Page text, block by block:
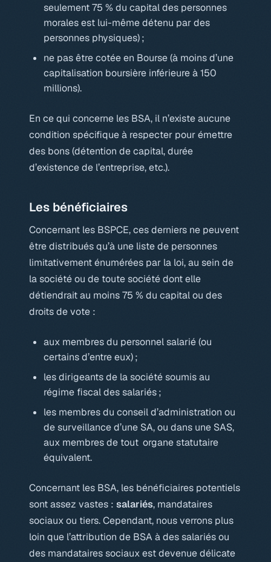
seulement 75 % du capital des personnes
morales est lui-même détenu par des
personnes physiques) ;
ne pas être cotée en Bourse (à moins d’une
capitalisation boursière inférieure à 150
millions).
En ce qui concerne les BSA, il n’existe aucune
condition spécifique à respecter pour émettre
des bons (détention de capital, durée
d’existence de l’entreprise, etc.).
Les bénéficiaires
Concernant les BSPCE, ces derniers ne peuvent
être distribués qu’à une liste de personnes
limitativement énumérées par la loi, au sein de
la société ou de toute société dont elle
détiendrait au moins 75 % du capital ou des
droits de vote :
aux membres du personnel salarié (ou
certains d’entre eux) ;
les dirigeants de la société soumis au
régime fiscal des salariés ;
les membres du conseil d’administration ou
de surveillance d’une SA, ou dans une SAS,
aux membres de tout organe statutaire
équivalent.
Concernant les BSA, les bénéficiaires potentiels
sont assez vastes : salariés, mandataires
sociaux ou tiers. Cependant, nous verrons plus
loin que l’attribution de BSA à des salariés ou
des mandataires sociaux est devenue délicate